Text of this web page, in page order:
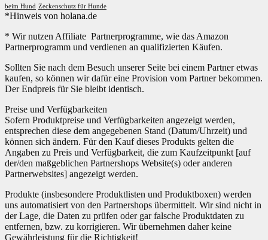
beim Hund Zeckenschutz für Hunde
*Hinweis von holana.de
* Wir nutzen Affiliate Partnerprogramme, wie das Amazon
Partnerprogramm und verdienen an qualifizierten Käufen.
Sollten Sie nach dem Besuch unserer Seite bei einem Partner etwas
kaufen, so können wir dafür eine Provision vom Partner bekommen.
Der Endpreis für Sie bleibt identisch.
Preise und Verfügbarkeiten
Sofern Produktpreise und Verfügbarkeiten angezeigt werden,
entsprechen diese dem angegebenen Stand (Datum/Uhrzeit) und
können sich ändern. Für den Kauf dieses Produkts gelten die
Angaben zu Preis und Verfügbarkeit, die zum Kaufzeitpunkt [auf
der/den maßgeblichen Partnershops Website(s) oder anderen
Partnerwebsites] angezeigt werden.
Produkte (insbesondere Produktlisten und Produktboxen) werden
uns automatisiert von den Partnershops übermittelt. Wir sind nicht in
der Lage, die Daten zu prüfen oder gar falsche Produktdaten zu
entfernen, bzw. zu korrigieren. Wir übernehmen daher keine
Gewährleistung für die Richtigkeit!